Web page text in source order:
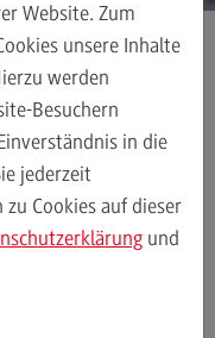
Modulangebot
Website. Zum
unsere Inhalte
werden
Besuchern
in die
jederzeit
Cookies auf dieser
und